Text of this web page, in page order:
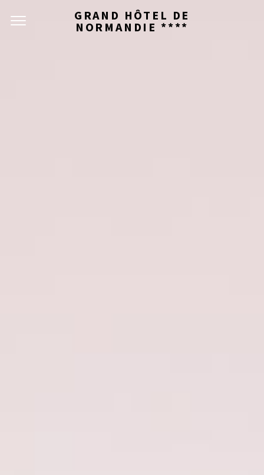
GRAND HÔTEL DE
NORMANDIE ****